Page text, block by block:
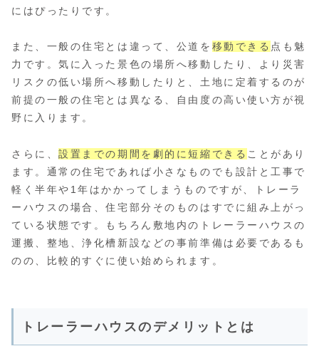
にはぴったりです。
また、一般の住宅とは違って、公道を 移動できる 点も魅
力です。気に入った景色の場所へ移動したり、より災害
リスクの低い場所へ移動したりと、土地に定着するのが
前提の一般の住宅とは異なる、自由度の高い使い方が視
野に入ります。
さらに、設置までの期間を劇的に短縮できる ことがあり
ます。通常の住宅であれば小さなものでも設計と工事で
軽く半年や1年はかかってしまうものですが、トレーラ
ーハウスの場合、住宅部分そのものはすでに組み上がっ
ている状態です。もちろん敷地内のトレーラーハウスの
運搬、整地、浄化槽新設などの事前準備は必要であるも
のの、比較的すぐに使い始められます。
トレーラーハウスのデメリットとは